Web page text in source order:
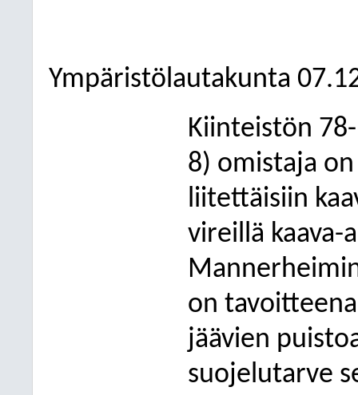
Ympäristölautakunta
Kiinteistön
8) omistaja
liitettäisiin
vireillä kaava-
on
jäävien
suojelutarve